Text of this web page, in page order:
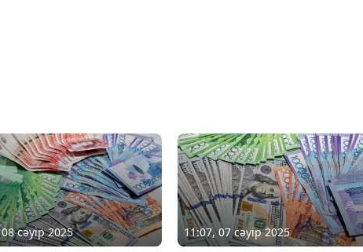
сәуір 2025 11:07, 07 сәуір 2025